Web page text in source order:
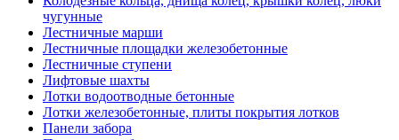
чугунные
Лестничные марши
Лестничные площадки железобетонные
Лестничные ступени
Лифтовые шахты
Лотки водоотводные бетонные
Лотки железобетонные, плиты покрытия лотков
Панели забора